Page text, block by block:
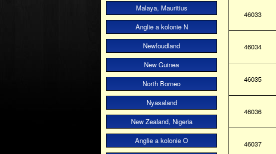
Malaya, Mauritius
Anglie a kolonie N
Newfoudland
New Guinea
North Borneo
Nyasaland
New Zealand, Nigeria
Anglie a kolonie O
46033
46034
46035
46036
46037